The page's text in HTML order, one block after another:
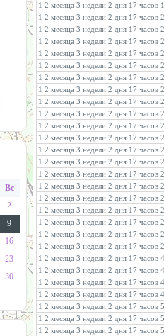
Вс
2
9
16
23
30
1 2 месяца 3 недели 2 дня 17 часов
1 2 месяца 3 недели 2 дня 17 часов
1 2 месяца 3 недели 2 дня 17 часов
1 2 месяца 3 недели 2 дня 17 часов
1 2 месяца 3 недели 2 дня 17 часов
1 2 месяца 3 недели 2 дня 17 часов
1 2 месяца 3 недели 2 дня 17 часов
1 2 месяца 3 недели 2 дня 17 часов
1 2 месяца 3 недели 2 дня 17 часов
1 2 месяца 3 недели 2 дня 17 часов
1 2 месяца 3 недели 2 дня 17 часов
1 2 месяца 3 недели 2 дня 17 часов
1 2 месяца 3 недели 2 дня 17 часов
1 2 месяца 3 недели 2 дня 17 часов
1 2 месяца 3 недели 2 дня 17 часов
1 2 месяца 3 недели 2 дня 17 часов
1 2 месяца 3 недели 2 дня 17 часов
1 2 месяца 3 недели 2 дня 17 часов
1 2 месяца 3 недели 2 дня 17 часов
1 2 месяца 3 недели 2 дня 17 часов
1 2 месяца 3 недели 2 дня 17 часов
1 2 месяца 3 недели 2 дня 17 часов
1 2 месяца 3 недели 2 дня 17 часов
1 2 месяца 3 недели 2 дня 17 часов
1 2 месяца 3 недели 2 дня 17 часов
1 2 месяца 3 недели 2 дня 17 часов
1 2 месяца 3 недели 2 дня 17 часов
1 2 месяца 3 недели 2 дня 17 часов